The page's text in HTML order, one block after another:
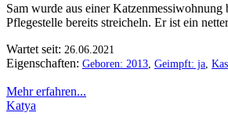
Sam wurde aus einer
Pflegestelle bereits streicheln. Er ist ein
Wartet seit: 26.06.2021
Eigenschaften: Geboren: 2013 Geimpft: ja
Mehr erfahren...
Katya